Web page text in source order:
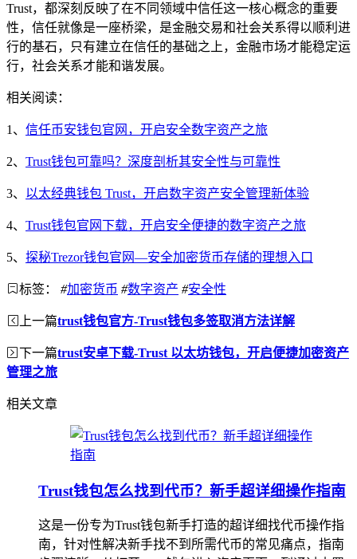
Trust，都深刻反映了在不同领域中信任这一核心概念的重要
性，信任就像是一座桥梁，是金融交易和社会关系得以顺利进
行的基石，只有建立在信任的基础之上，金融市场才能稳定运
行，社会关系才能和谐发展。
相关阅读：
1、 信任币安钱包官网，开启安全数字资产之旅
2、 Trust钱包可靠吗？深度剖析其安全性与可靠性
3、 以太经典钱包 Trust，开启数字资产安全管理新体验
4、 Trust钱包官网下载，开启安全便捷的数字资产之旅
5、 探秘Trezor钱包官网—安全加密货币存储的理想入口
标签： #加密货币 #数字资产 #安全性
上一篇trust钱包官方-Trust钱包多签取消方法详解
下一篇trust安卓下载-Trust 以太坊钱包，开启便捷加密资产
管理之旅
相关文章
Trust钱包怎么找到代币？新手超详细操作指南
这是一份专为Trust钱包新手打造的超详细找代币操作指
南，针对性解决新手找不到所需代币的常见痛点，指南